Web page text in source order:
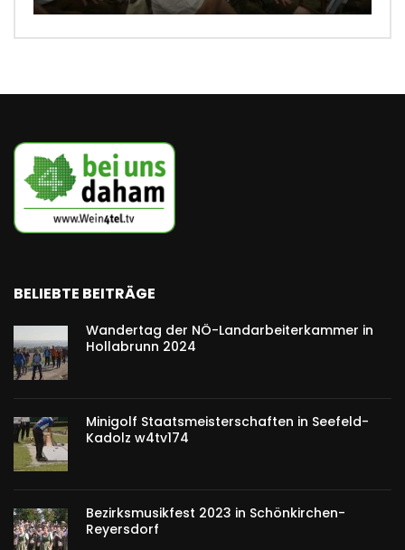
BELIEBTE BEITRÄGE
Wandertag der NÖ-Landarbeiterkammer in
Hollabrunn 2024
Minigolf Staatsmeisterschaften in Seefeld-
Kadolz w4tv174
Bezirksmusikfest 2023 in Schönkirchen-
Reyersdorf